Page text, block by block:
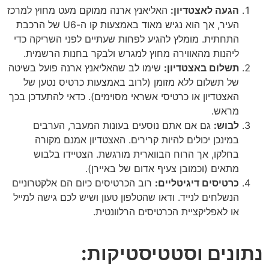
הגעה לאצטדיון: האליאנץ ארנה ממוקם מעט מחוץ למרכז
העיר, אך הוא נגיש מאוד באמצעות קו ה-U6 של הרכבת
התחתית. מומלץ להגיע לפחות שעתיים לפני השריקה כדי
ליהנות מהאווירה מחוץ למגרש ולבקר בחנות הרשמית.
תשלום באצטדיון: שימו לב שהאליאנץ ארנה פועל בשיטה
של תשלום ללא מזומן (לרוב באמצעות כרטיס נטען של
האצטדיון או כרטיסי אשראי מסוימים). כדאי להתעדכן בכך
מראש.
לבוש: גם אם אתם נוסעים בעונות המעבר, הערבים
במינכן יכולים להיות קרירים. האצטדיון אמנם מקורה
בחלקו, אך הרוח הבווארית מורגשת. הצטיידו בלבוש
מתאים (וכמובן צעיף אדום של באיירן).
כרטיסים דיגיטליים: רוב הכרטיסים כיום הם אלקטרוניים
הנשלחים לנייד. ודאו שהטלפון טעון ושיש לכם גישה למייל
או לאפליקציית הכרטיסים הרלוונטית.
נתונים וסטטיסטיקות: